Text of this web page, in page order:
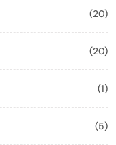
(20)
(20)
(1)
(5)